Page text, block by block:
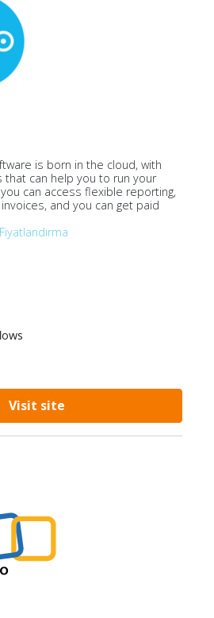
is born in the cloud, with
can help you to run your
can access flexible reporting,
and you can get paid
Fiyatlandırma
Visit site